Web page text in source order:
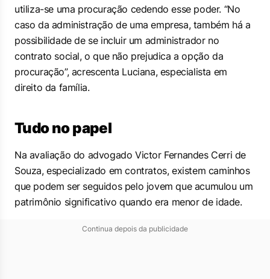
utiliza-se uma procuração cedendo esse poder. “No
caso da administração de uma empresa, também há a
possibilidade de se incluir um administrador no
contrato social, o que não prejudica a opção da
procuração”, acrescenta Luciana, especialista em
direito da família.
Tudo no papel
Na avaliação do advogado Victor Fernandes Cerri de
Souza, especializado em contratos, existem caminhos
que podem ser seguidos pelo jovem que acumulou um
patrimônio significativo quando era menor de idade.
Continua depois da publicidade